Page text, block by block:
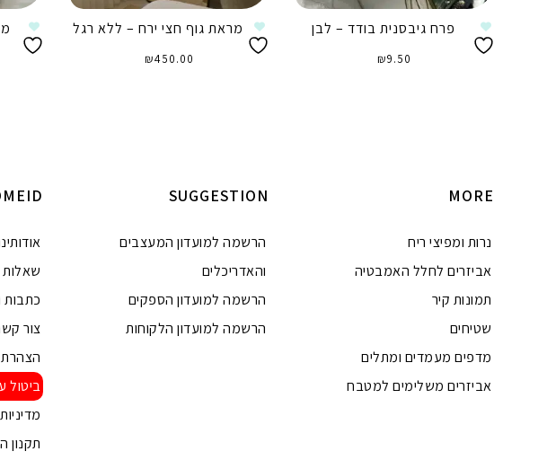
פרח גיבסנית בודד – לבן
₪9.50
מראת גוף חצי ירח – ללא רגל
₪450.00
שאלות
כתבות
צור
הצהרת
ביטול
תקנון
SUGGESTION
הרשמה למועדון המעצבים
והאדריכלים
הרשמה למועדון הספקים
הרשמה למועדון הלקוחות
MORE
נרות ומפיצי ריח
אביזרים לחלל האמבטיה
תמונות קיר
שטיחים
מדפים מעמדים ומתלים
אביזרים משלימים למטבח